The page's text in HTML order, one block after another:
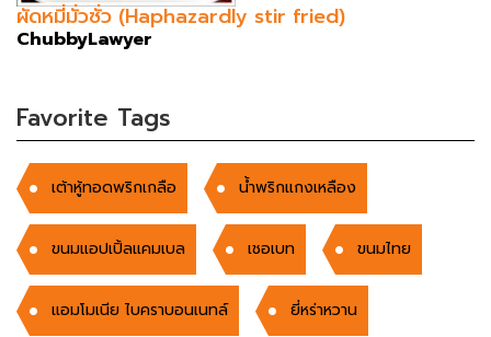
ผัดหมี่มั่วซั่ว (Haphazardly stir fried)
ChubbyLawyer
Favorite Tags
เต้าหู้ทอดพริกเกลือ น้ำพริกแกงเหลือง
ขนมแอปเปิ้ลแคมเบล เชอเบท ขนมไทย
แอมโมเนีย ไบคราบอนเนทล์ ยี่หร่าหวาน